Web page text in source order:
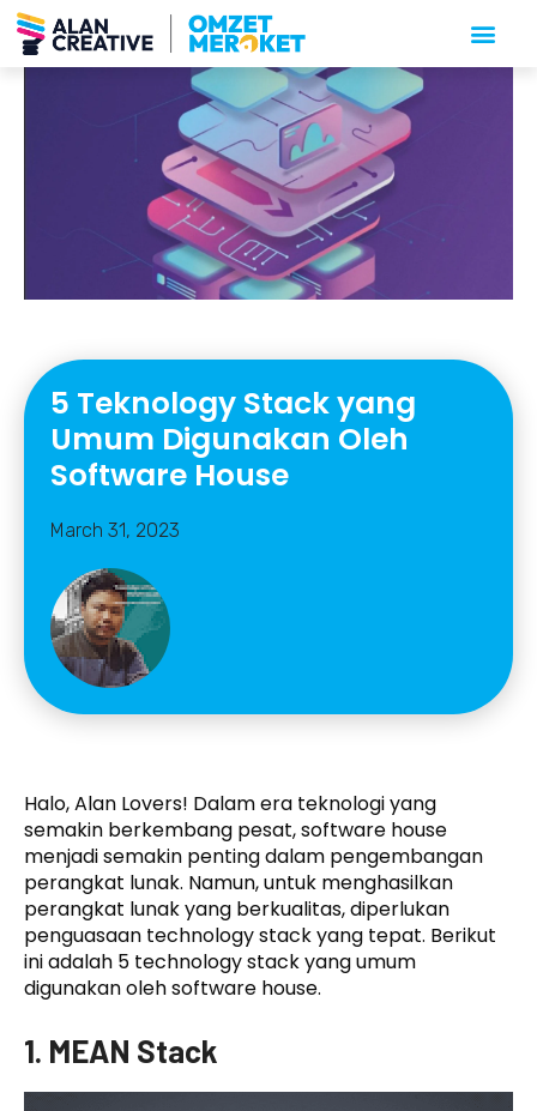
5 Teknology Stack yang
Umum Digunakan Oleh
Software House
March 31, 2023
Halo, Alan Lovers! Dalam era teknologi yang
semakin berkembang pesat, software house
menjadi semakin penting dalam pengembangan
perangkat lunak. Namun, untuk menghasilkan
perangkat lunak yang berkualitas, diperlukan
penguasaan technology stack yang tepat. Berikut
ini adalah 5 technology stack yang umum
digunakan oleh software house.
1. MEAN Stack